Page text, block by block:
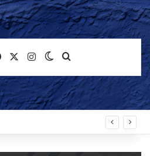
FacebookInstagramSwitch skin